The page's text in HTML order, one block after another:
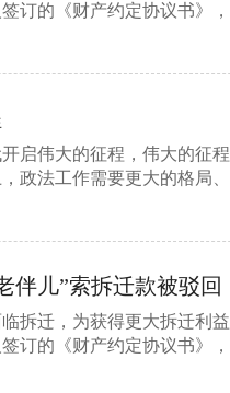
订的《财产约定协议书》
启伟大的征程，伟大的征
政法工作需要更大的格局
伴儿”索拆迁款被驳回
拆迁，为获得更大拆迁利
订的《财产约定协议书》